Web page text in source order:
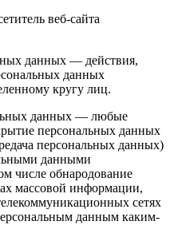
веб-сайта
данных — действия,
данных
кругу лиц.
данных — любые
персональных данных
персональных данных)
данными
числе обнародование
массовой информации,
сетях
данным каким-